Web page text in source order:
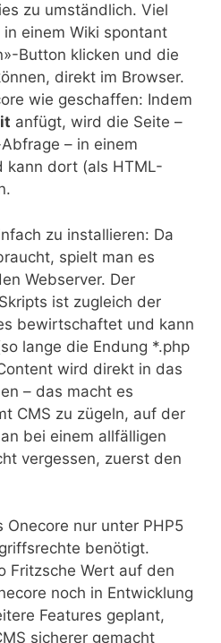
zu umständlich. Viel
einem Wiki spontant
Button klicken und die
direkt im Browser.
wie geschaffen: Indem
anfügt, wird die Seite –
– in einem
kann dort (als HTML-
zu installieren: Da
spielt man es
Webserver. Der
ist zugleich der
bewirtschaftet und kann
lange die Endung *.php
wird direkt in das
– das macht es
CMS zu zügeln, auf der
bei einem allfälligen
vergessen, zuerst den
nur unter PHP5
benötigt.
Fritzsche Wert auf den
noch in Entwicklung
Features geplant,
sicherer gemacht